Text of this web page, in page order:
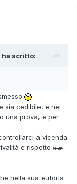
ha scritto:
sia cedibile, e nei
una prova, e per
a vicenda
e rispetto (e un
nella sua euforia